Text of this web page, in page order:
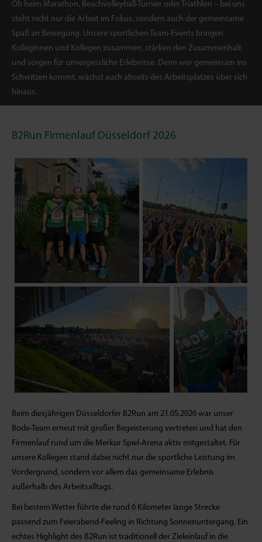
Ob beim Marathon, Beachvolleyball-Turnier oder Triathlon – bei uns
steht nicht nur die Arbeit im Fokus, sondern auch der gemeinsame
Spaß an Bewegung. Unsere sportlichen Team-Events bringen
Kolleginnen und Kollegen zusammen, stärken den Zusammenhalt
und sorgen für unvergessliche Erlebnisse. Denn wer gemeinsam ins
Schwitzen kommt, wächst auch abseits des Arbeitsplatzes über sich
hinaus.
B2Run Firmenlauf Düsseldorf 2026
Beim diesjährigen Düsseldorfer B2Run am 21.05.2026 war unser
Bode-Team erneut mit großer Begeisterung vertreten und hat den
Firmenlauf rund um die Merkur Spiel-Arena aktiv mitgestaltet. Für
unsere Kollegen stand dabei nicht nur die sportliche Leistung im
Vordergrund, sondern vor allem das gemeinsame Erlebnis
außerhalb des Arbeitsalltags.
Bei bestem Wetter führte die rund 6 Kilometer lange Strecke
passend zum Feierabend-Feeling in Richtung Sonnenuntergang. Ein
echtes Highlight des B2Run ist traditionell der Zieleinlauf in die